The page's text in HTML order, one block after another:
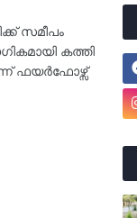
സമീപം
കത്തി
ഫയർഫോഴ്സ്